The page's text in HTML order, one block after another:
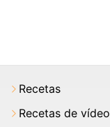
Recetas
Recetas de vídeo